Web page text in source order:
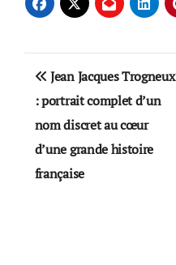
Post
navigation
Jean Jacques Trogneux
: portrait complet d’un
nom discret au cœur
d’une grande histoire
française